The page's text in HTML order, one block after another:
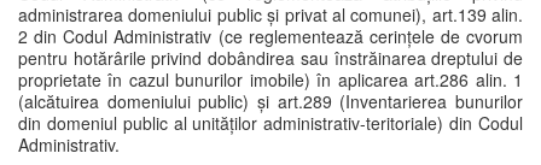
administrarea domeniului public și privat al comunei), art.139 alin.
2 din Codul Administrativ (ce reglementează cerințele de cvorum
pentru hotărârile privind dobândirea sau înstrăinarea dreptului de
proprietate în cazul bunurilor imobile) în aplicarea art.286 alin. 1
(alcătuirea domeniului public) și art.289 (Inventarierea bunurilor
din domeniul public al unităților administrativ-teritoriale) din Codul
Administrativ.